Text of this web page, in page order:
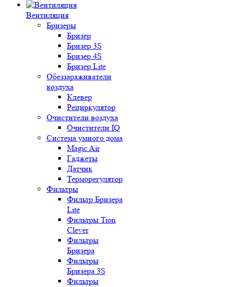
Вентиляция
Бризеры
Бризер
Бризер 3S
Бризер 4S
Бризер Lite
Обеззараживатели
воздуха
Клевер
Рециркулятор
Очистители воздуха
Очистители IQ
Система умного дома
Magic Air
Гаджеты
Датчик
Терморегулятор
Фильтры
Фильтр Бризера
Lite
Фильтры Tion
Clever
Фильтры
Бризера
Фильтры
Бризера 3S
Фильтры